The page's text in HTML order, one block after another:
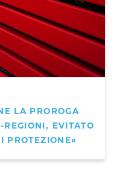
LA PROROGA
REGIONI, EVITATO
PROTEZIONE»